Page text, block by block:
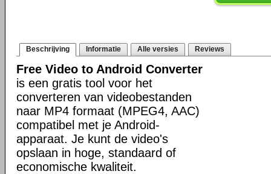
Beschrijving Informatie Alle versies Reviews
Free Video to Android Converter
is een gratis tool voor het
converteren van videobestanden
naar MP4 formaat (MPEG4, AAC)
compatibel met je Android-
apparaat. Je kunt de video's
opslaan in hoge, standaard of
economische kwaliteit.